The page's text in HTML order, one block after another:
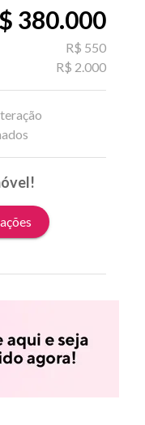
380.000
R$ 550
R$ 2.000